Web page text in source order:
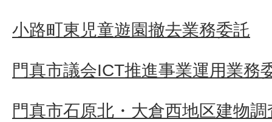
小路町東児童遊園撤去業務委託
門真市議会ICT推進事業運用業務
門真市石原北・大倉西地区建物